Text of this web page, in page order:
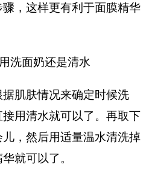
，这样更有利于面膜精华
肌肤情况来确定时候洗
用清水就可以了。再取下
，然后用适量温水清洗掉
就可以了。